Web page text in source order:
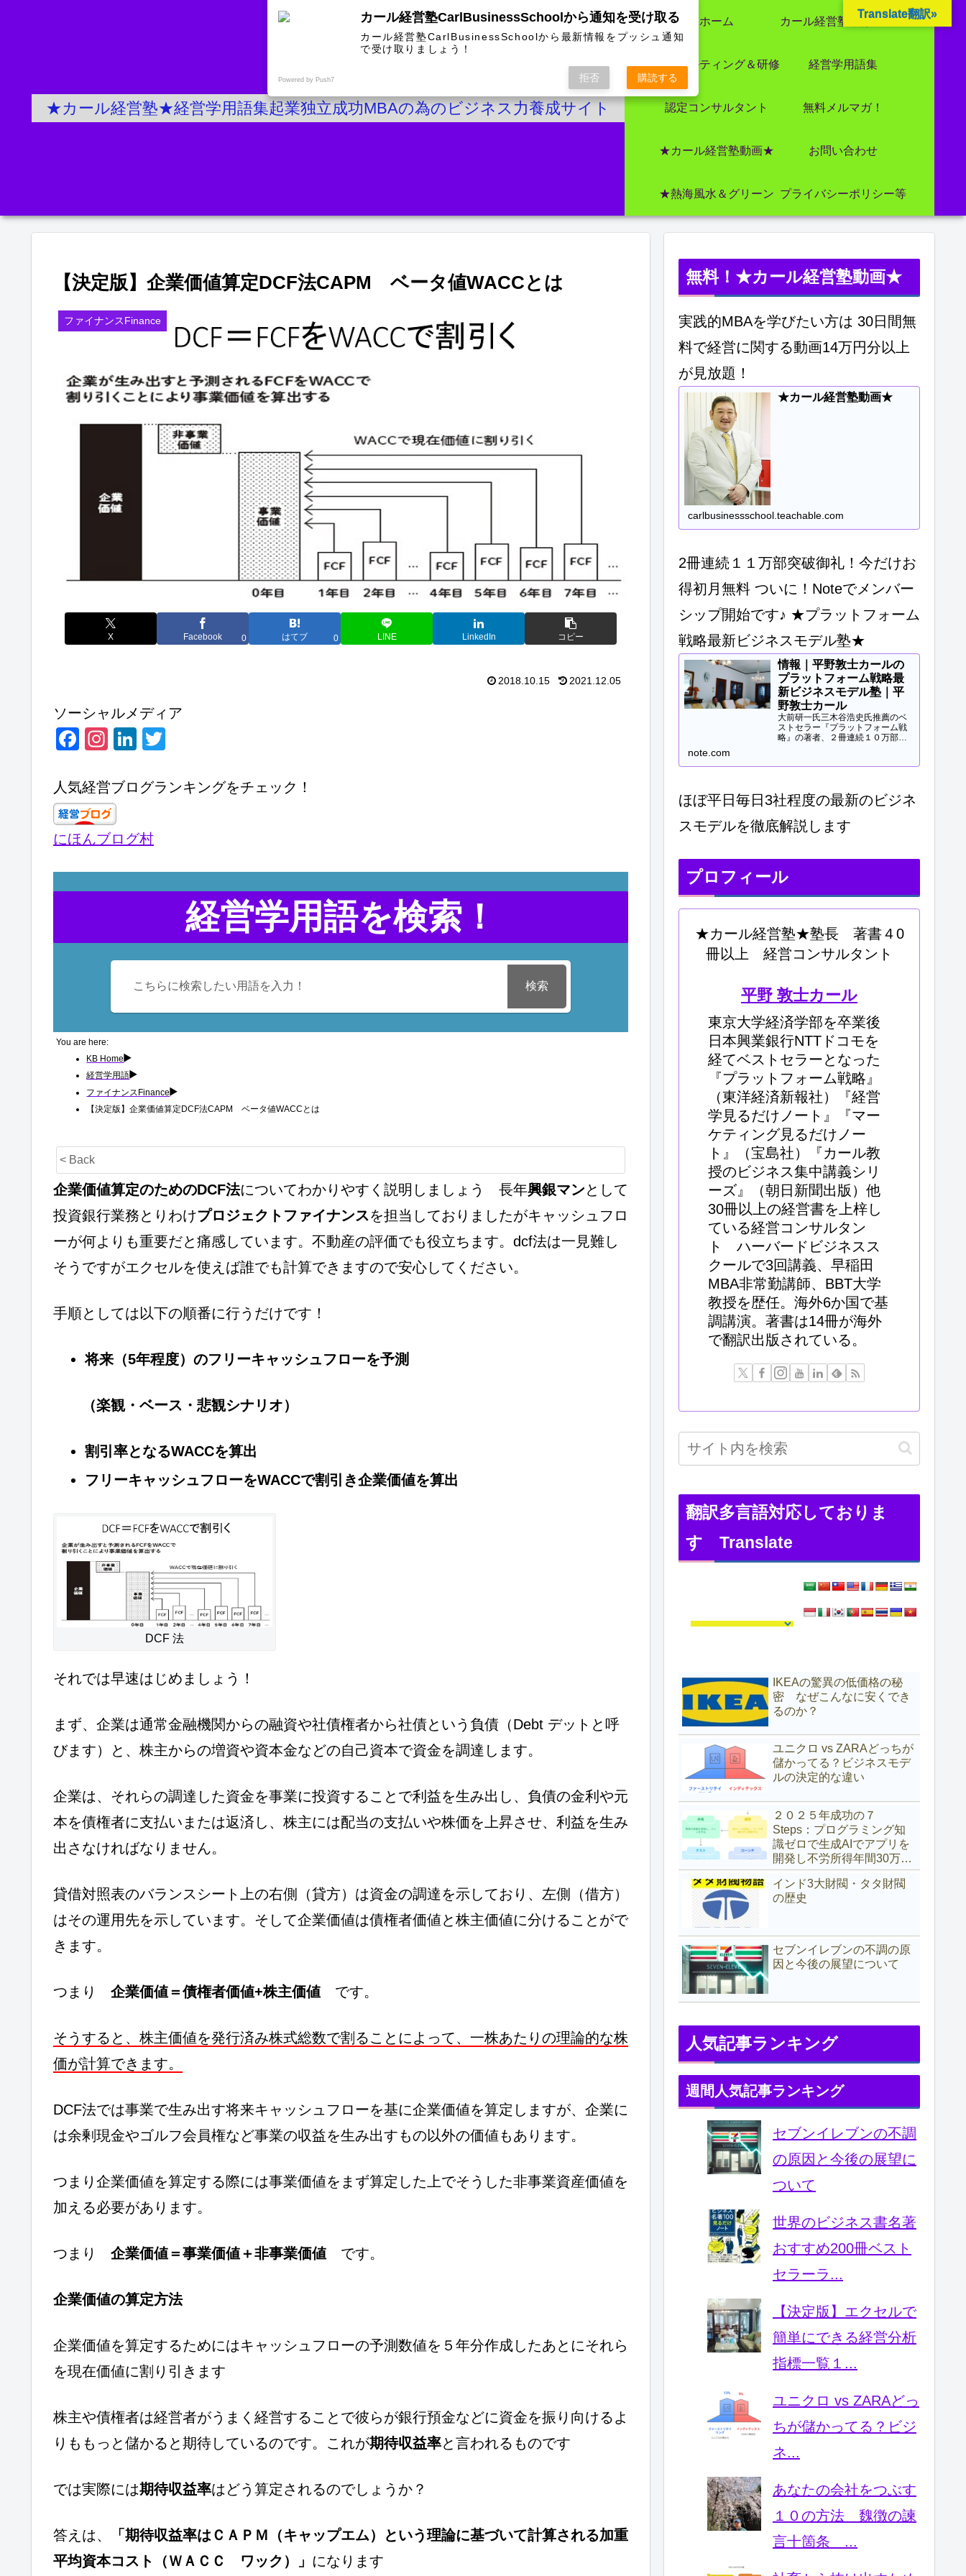
★カール経営塾★経営学用語集起業独立成功MBAの為のビジネス力養成サイト
ホーム カール経営塾とは 大前研一氏にビジネス教育界最強講師陣として選ばれました
コンサルティング＆研修 経営学用語集
認定コンサルタント 無料メルマガ！
★カール経営塾動画★ お問い合わせ
★熱海風水＆グリーン プライバシーポリシー等
【決定版】企業価値算定DCF法CAPM ベータ値WACCとは
ファイナンスFinance
X Facebook 0 はてブ 0 LINE LinkedIn コピー
2018.10.15 2021.12.05
ソーシャルメディア
F
c
e
b
o
o
k
In
a
gr
a
m
Li
k
dI
n
tt
人気経営ブログランキングをチェック！
にほんブログ村
経営学用語を検索！
検索
You are here:
KB Home
経営学用語
ファイナンスFinance
【決定版】企業価値算定DCF法CAPM ベータ値WACCとは
< Back
企業価値算定のためのDCF法についてわかりやすく説明しましょう 長年興銀マンとして
投資銀行業務とりわけプロジェクトファイナンスを担当しておりましたがキャッシュフロ
ーが何よりも重要だと痛感しています。不動産の評価でも役立ちます。dcf法は一見難し
そうですがエクセルを使えば誰でも計算できますので安心してください。
手順としては以下の順番に行うだけです！
将来（5年程度）のフリーキャッシュフローを予測
（楽観・ベース・悲観シナリオ）
割引率となるWACCを算出
フリーキャッシュフローをWACCで割引き企業価値を算出
DCF 法
それでは早速はじめましょう！
まず、企業は通常金融機関からの融資や社債権者から社債という負債（Debt デットと呼
びます）と、株主からの増資や資本金などの自己資本で資金を調達します。
企業は、それらの調達した資金を事業に投資することで利益を生み出し、負債の金利や元
本を債権者に支払いまたは返済し、株主には配当の支払いや株価を上昇させ、利益を生み
出さなければなりません。
貸借対照表のバランスシート上の右側（貸方）は資金の調達を示しており、左側（借方）
はその運用先を示しています。そして企業価値は債権者価値と株主価値に分けることがで
きます。
つまり 企業価値＝債権者価値+株主価値 です。
そうすると、株主価値を発行済み株式総数で割ることによって、一株あたりの理論的な株
価が計算できます。
DCF法では事業で生み出す将来キャッシュフローを基に企業価値を算定しますが、企業に
は余剰現金やゴルフ会員権など事業の収益を生み出すもの以外の価値もあります。
つまり企業価値を算定する際には事業価値をまず算定した上でそうした非事業資産価値を
加える必要があります。
つまり 企業価値＝事業価値＋非事業価値 です。
企業価値の算定方法
企業価値を算定するためにはキャッシュフローの予測数値を５年分作成したあとにそれら
を現在価値に割り引きます
株主や債権者は経営者がうまく経営することで彼らが銀行預金などに資金を振り向けるよ
りももっと儲かると期待しているのです。これが期待収益率と言われるものです
では実際には期待収益率はどう算定されるのでしょうか？
答えは、
「期待収益率はＣＡＰＭ（キャップエム）という理論に基づいて計算される加重
平均資本コスト（ＷＡＣＣ ワック）」 になります
無料！★カール経営塾動画★
実践的MBAを学びたい方は 30日間無
料で経営に関する動画14万円分以上
が見放題！
★カール経営塾動画★
carlbusinessschool.teachable.com
2冊連続１１万部突破御礼！今だけお
得初月無料 ついに！Noteでメンバー
シップ開始です♪ ★プラットフォーム
戦略最新ビジネスモデル塾★
情報｜平野敦士カールの
プラットフォーム戦略最
新ビジネスモデル塾｜平
野敦士カール
大前研一氏三木谷浩史氏推薦のベ
ストセラー『プラットフォーム戦
略』の著者、２冊連続１０万部突
研修、大学教授、早稲田MBA非常
note.com
ほぼ平日毎日3社程度の最新のビジネ
スモデルを徹底解説します
プロフィール
★カール経営塾★塾長 著書４0
冊以上 経営コンサルタント
平野 敦士カール
東京大学経済学部を卒業後
日本興業銀行NTTドコモを
経てベストセラーとなった
『プラットフォーム戦略』
（東洋経済新報社）『経営
学見るだけノート』『マー
ケティング見るだけノー
ト』（宝島社）『カール教
授のビジネス集中講義シリ
ーズ』（朝日新聞出版）他
30冊以上の経営書を上梓し
ている経営コンサルタン
ト ハーバードビジネスス
クールで3回講義、早稲田
MBA非常勤講師、BBT大学
教授を歴任。海外6か国で基
調講演。著書は14冊が海外
で翻訳出版されている。
翻訳多言語対応しておりま
す Translate
IKEAの驚異の低価格の秘
密 なぜこんなに安くでき
るのか？
ユニクロ vs ZARAどっちが
儲かってる？ビジネスモデ
ルの決定的な違い
２０２５年成功の７
Steps：プログラミング知
識ゼロで生成AIでアプリを
開発し不労所得年間30万ド
ル（約4,700万円）を得た具
体的な方法
インド3大財閥・タタ財閥
の歴史
セブンイレブンの不調の原
因と今後の展望について
人気記事ランキング
週間人気記事ランキング
セブンイレブンの不調
の原因と今後の展望に
ついて
世界のビジネス書名著
おすすめ200冊ベスト
セラーラ...
【決定版】エクセルで
簡単にできる経営分析
指標一覧１...
ユニクロ vs ZARAどっ
ちが儲かってる？ビジ
ネ...
あなたの会社をつぶす
１０の方法 魏徴の諫
言十箇条 ...
Translate翻訳»
カール経営塾CarlBusinessSchoolから通知を受け取る
カール経営塾CarlBusinessSchoolから最新情報をプッシュ通知
で受け取りましょう！
Powered by Push7 拒否 購読する